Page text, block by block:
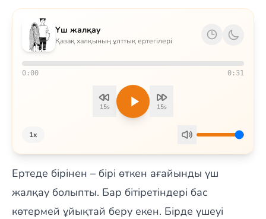
Үш жалқау
Қазақ халқының ұлттық ертегілері
0:00 0:31
15s 15s
1x
Ертеде бірінен – бірі өткен ағайынды үш
жалқау болыпты. Бар бітіретіндері бас
көтермей ұйықтай беру екен. Бірде үшеуі